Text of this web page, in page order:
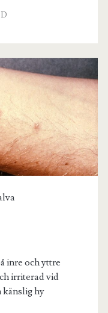
inre och yttre
irriterad vid
känslig hy